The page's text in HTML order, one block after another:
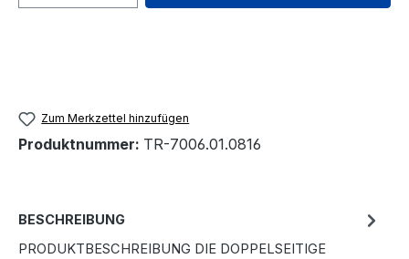
Zum Merkzettel hinzufügen
Produktnummer: TR-7006.01.0816
BESCHREIBUNG
PRODUKTBESCHREIBUNG DIE DOPPELSEITIGE